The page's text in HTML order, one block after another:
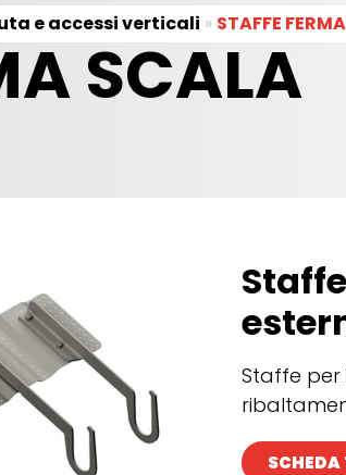
e accessi verticali » STAFFE
SCALA
Staffe per